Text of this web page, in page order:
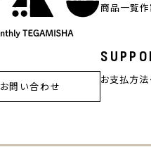
商品一覧作
お支払方法
お問い合わせ